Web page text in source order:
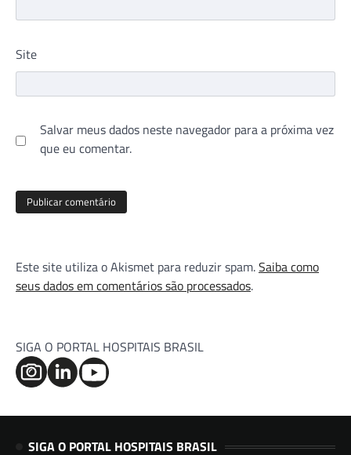
Site
Salvar meus dados neste navegador para a próxima vez
que eu comentar.
Este site utiliza o Akismet para reduzir spam.Saiba como
seus dados em comentários são processados.
SIGA O PORTAL HOSPITAIS BRASIL
SIGA O PORTAL HOSPITAIS BRASIL